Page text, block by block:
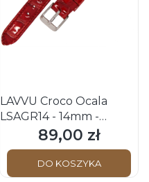
LAVVU Croco Ocala
LSAGR14 - 14mm -
CZERWONY - Skórzany
pasek do zegarka
Cena
89,00 zł
DO KOSZYKA